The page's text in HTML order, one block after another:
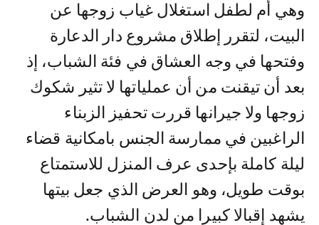
وهي أم لطفل استغلال غياب زوجها عن
البيت، لتقرر إطلاق مشروع دار الدعارة
وفتحها في وجه العشاق في فئة الشباب، إذ
بعد أن تيقنت من أن عملياتها لا تثير شكوك
زوجها ولا جيرانها قررت تحفيز الزبناء
الراغبين في ممارسة الجنس بامكانية قضاء
ليلة كاملة بإحدى عرف المنزل للاستمتاع
بوقت طويل، وهو العرض الذي جعل بيتها
يشهد إقبالا كبيرا من لدن الشباب.